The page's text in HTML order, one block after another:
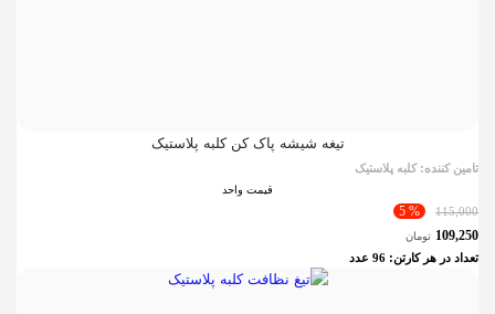
تیغه شیشه پاک کن کلبه پلاستیک
تامین کننده:کلبه پلاستیک
قیمت واحد
115,000
% 5
109,250 تومان
تعداد در هر کارتن: 96 عدد